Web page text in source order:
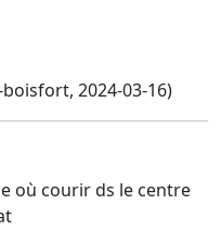
2024-03-16)
où courir ds le centre